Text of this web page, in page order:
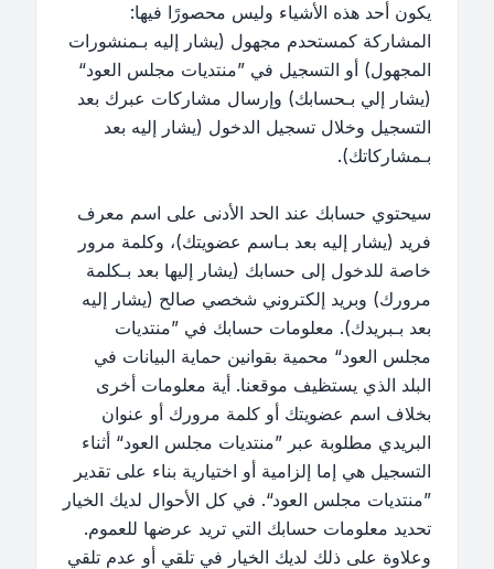
يكون أحد هذه الأشياء وليس محصورًا فيها:
المشاركة كمستحدم مجهول (يشار إليه بـمنشورات
المجهول) أو التسجيل في ”منتديات مجلس العود“
(يشار إلي بـحسابك) وإرسال مشاركات عبرك بعد
التسجيل وخلال تسجيل الدخول (يشار إليه بعد
بـمشاركاتك).
سيحتوي حسابك عند الحد الأدنى على اسم معرف
فريد (يشار إليه بعد بـاسم عضويتك)، وكلمة مرور
خاصة للدخول إلى حسابك (يشار إليها بعد بـكلمة
مرورك) وبريد إلكتروني شخصي صالح (يشار إليه
بعد بـبريدك). معلومات حسابك في ”منتديات
مجلس العود“ محمية بقوانين حماية البيانات في
البلد الذي يستظيف موقعنا. أية معلومات أخرى
بخلاف اسم عضويتك أو كلمة مرورك أو عنوان
البريدي مطلوبة عبر ”منتديات مجلس العود“ أثناء
التسجيل هي إما إلزامية أو اختيارية بناء على تقدير
”منتديات مجلس العود“. في كل الأحوال لديك الخيار
تحديد معلومات حسابك التي تريد عرضها للعموم.
وعلاوة على ذلك لديك الخيار في تلقي أو عدم تلقي